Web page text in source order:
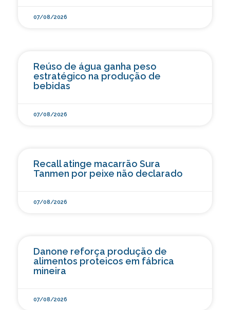
07/08/2026
Reúso de água ganha peso
estratégico na produção de
bebidas
07/08/2026
Recall atinge macarrão Sura
Tanmen por peixe não declarado
07/08/2026
Danone reforça produção de
alimentos proteicos em fábrica
mineira
07/08/2026